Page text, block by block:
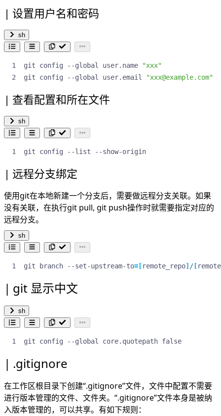
设置用户名和密码
sh
git config --global user.name
"xxx"
git config --global user.email
"xxx@example.com"
查看配置和所在文件
sh
git config --list --show-origin
远程分支绑定
使用git在本地新建一个分支后，需要做远程分支关联。如果
没有关联，在执行git pull, git push操作时就需要指定对应的
远程分支。
sh
git branch --set-upstream-to=[remote_repo] /[
git 显示中文
sh
git config --global core.quotepath false
.gitignore
在工作区根目录下创建“.gitignore”文件，文件中配置不需要
进行版本管理的文件、文件夹。“.gitignore”文件本身是被纳
入版本管理的，可以共享。有如下规则：